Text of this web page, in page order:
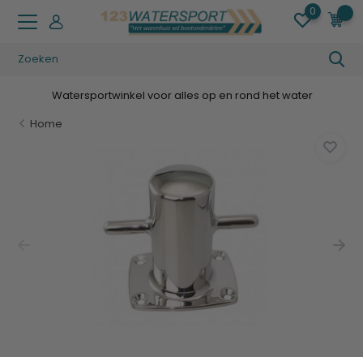
0
Watersportwinkel voor alles op en rond het water
Home